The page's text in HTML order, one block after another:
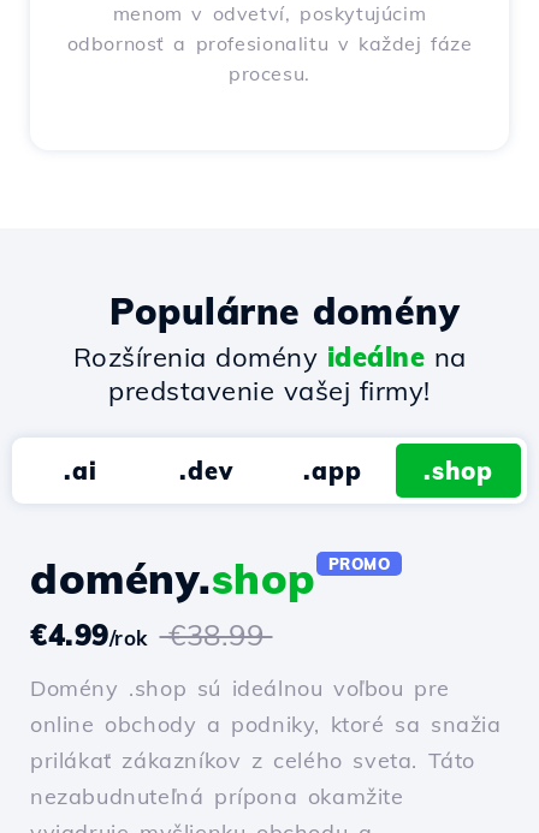
menom v odvetví, poskytujúcim
odbornosť a profesionalitu v každej fáze
procesu.
Populárne domény
Rozšírenia domény ideálne na
predstavenie vašej firmy!
.ai .dev .app .shop
domény.shop PROMO
€4.99/rok €38.99
Domény .shop sú ideálnou voľbou pre
online obchody a podniky, ktoré sa snažia
prilákať zákazníkov z celého sveta. Táto
nezabudnuteľná prípona okamžite